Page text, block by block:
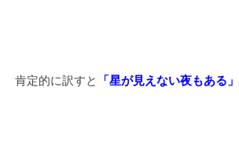
肯定的に訳すと 「星が見えない夜もある」